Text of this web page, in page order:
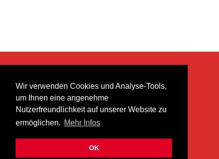
Wir verwenden Cookies und Analyse-Tools,
um Ihnen eine angenehme
Nutzerfreundlichkeit auf unserer Website zu
ermöglichen. Mehr Infos
OK
heer musik ag
Lättenstrasse 35
8952 Schlieren
info@heermusic.com